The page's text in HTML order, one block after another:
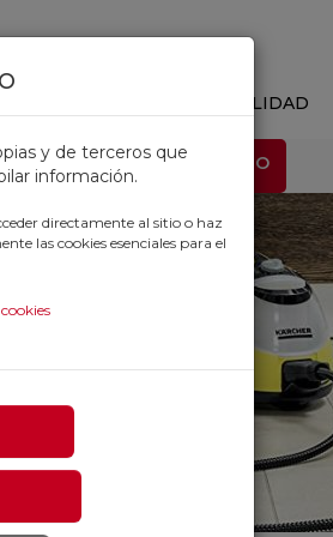
ACTUALIDAD
EMPLEO
y de terceros que
información.
directamente al sitio o haz
las cookies esenciales para el